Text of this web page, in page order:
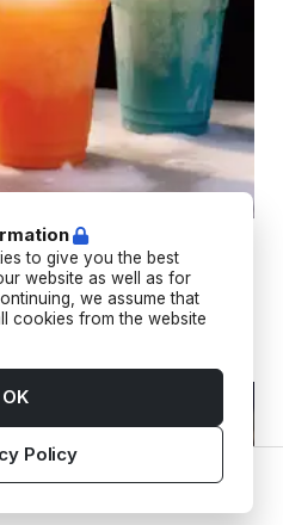
maskine for lækker,
to give you the best
website as well as for
we assume that
cookies from the website
Policy
OK